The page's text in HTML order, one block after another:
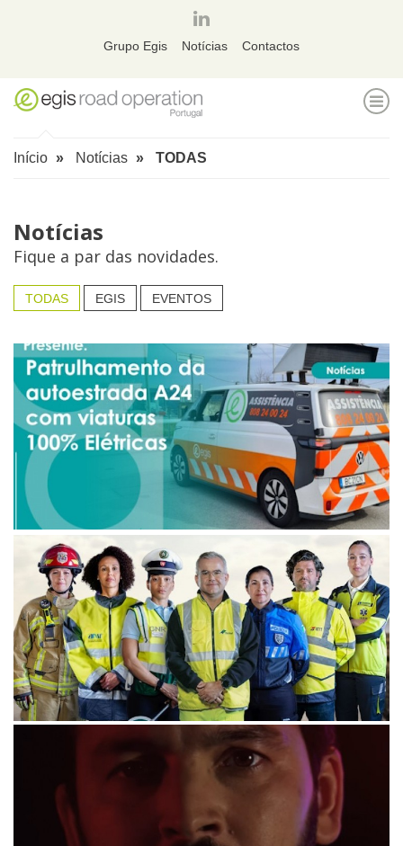
página
linkedin
Grupo Egis Notícias Contactos
Início Notícias TODAS
Notícias
Fique a par das novidades.
TODAS EGIS EVENTOS